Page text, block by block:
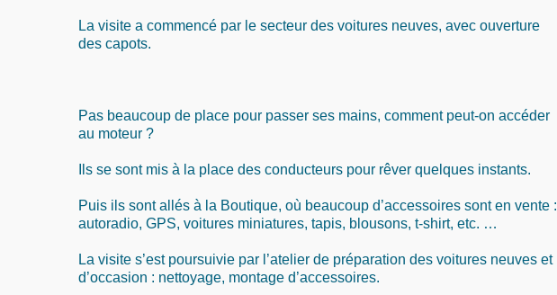
La visite a commencé par le secteur des voitures neuves, avec ouverture
des capots.
Pas beaucoup de place pour passer ses mains, comment peut-on accéder
au moteur ?
Ils se sont mis à la place des conducteurs pour rêver quelques instants.
Puis ils sont allés à la Boutique, où beaucoup d’accessoires sont en vente :
autoradio, GPS, voitures miniatures, tapis, blousons, t-shirt, etc. …
La visite s’est poursuivie par l’atelier de préparation des voitures neuves et
d’occasion : nettoyage, montage d’accessoires.